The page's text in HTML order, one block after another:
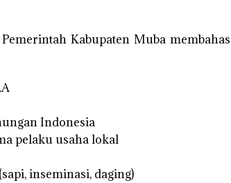
Kabupaten Muba membahas
Indonesia
pelaku usaha lokal
inseminasi, daging)